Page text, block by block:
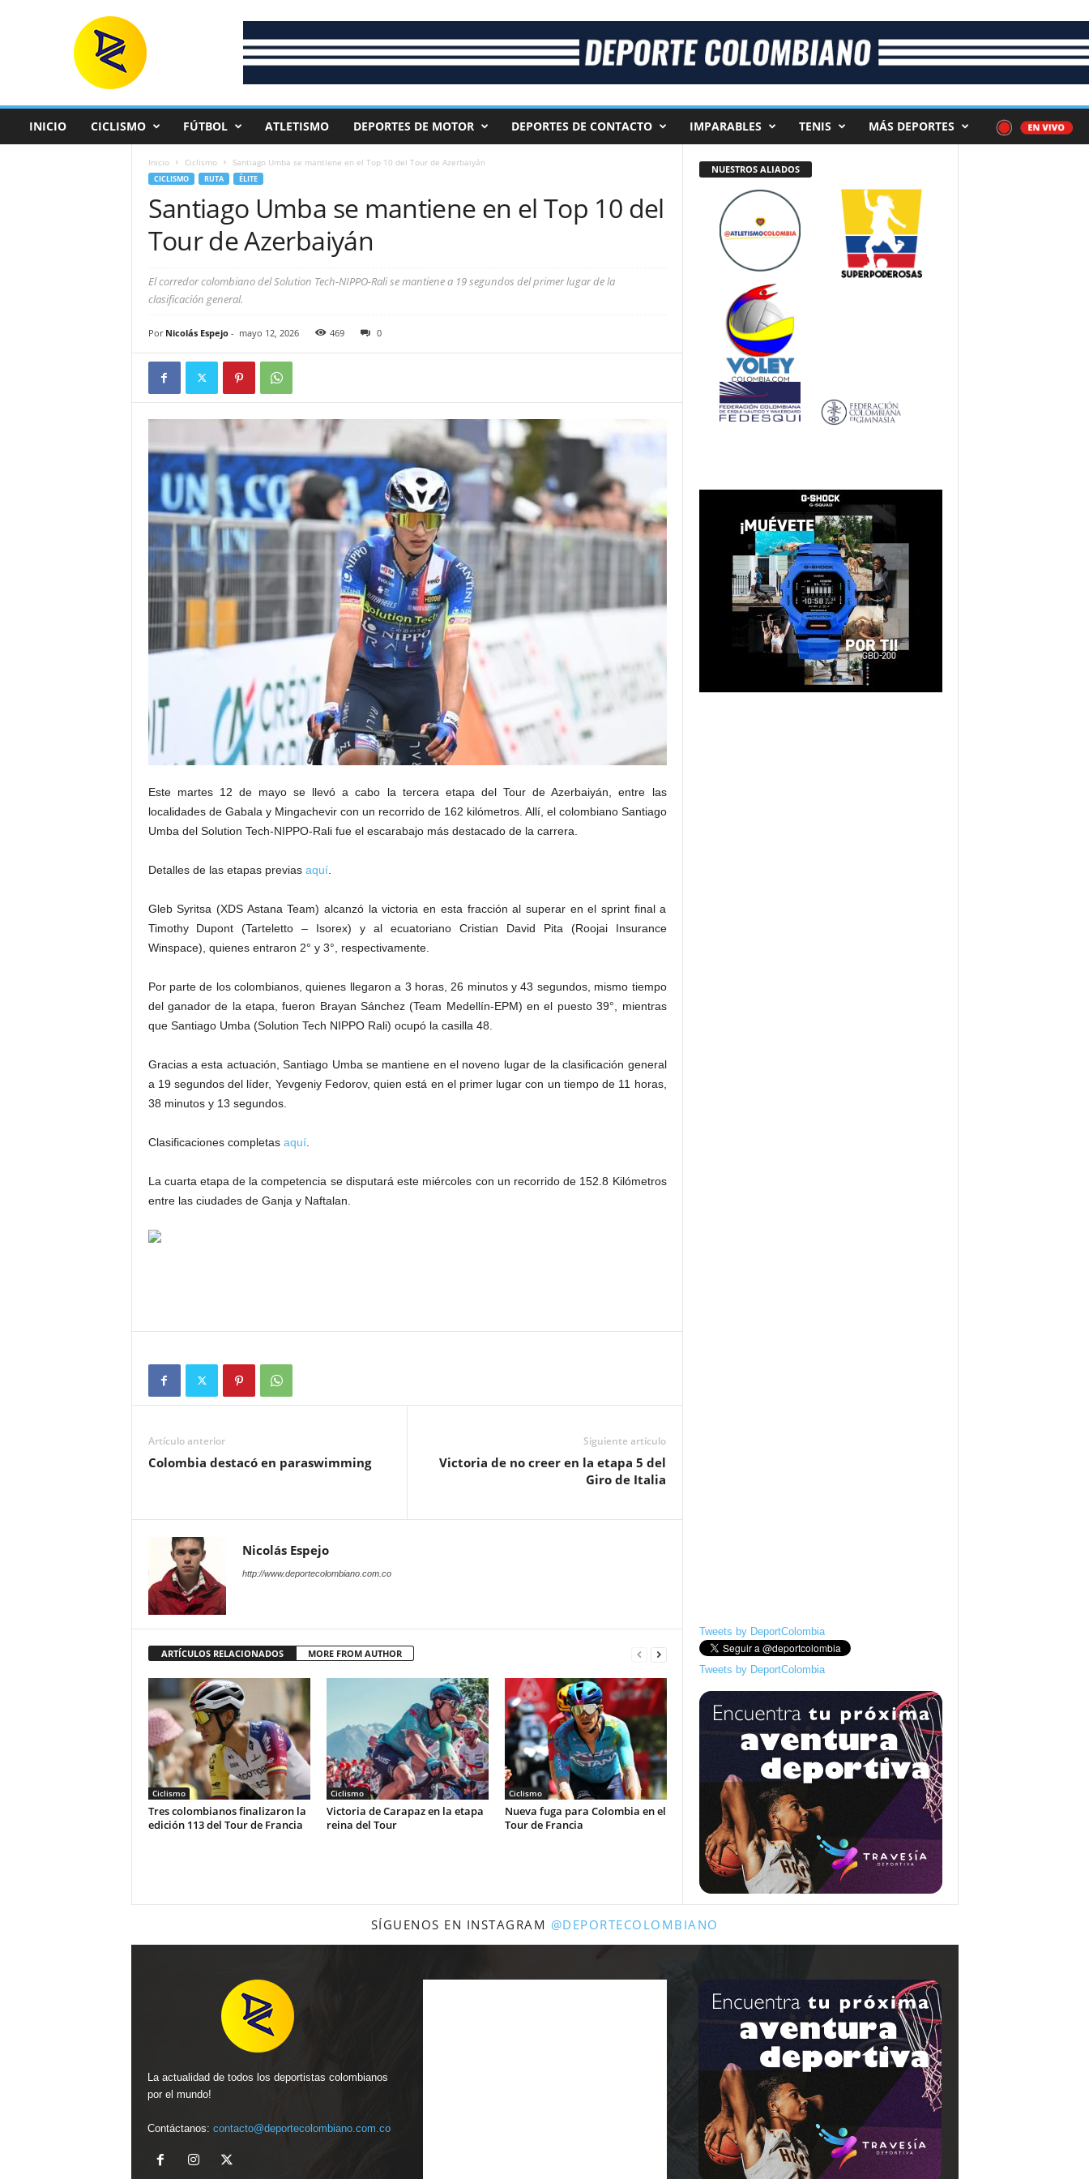
INICIO CICLISMO FÚTBOL ATLETISMO DEPORTES DE MOTOR DEPORTES DE CONTACTO IMPARABLES TENIS MÁS DEPORTES
Inicio Ciclismo Santiago Umba se mantiene en el Top 10 del Tour de Azerbaiyán
CICLISMO RUTA ÉLITE
Santiago Umba se mantiene en el Top 10 del
Tour de Azerbaiyán
El corredor colombiano del Solution Tech-NIPPO-Rali se mantiene a 19 segundos del primer lugar de la
clasificación general.
Por Nicolás Espejo- mayo 12, 2026 469 0
Este martes 12 de mayo se llevó a cabo la tercera etapa del Tour de Azerbaiyán, entre las
localidades de Gabala y Mingachevir con un recorrido de 162 kilómetros. Allí, el colombiano Santiago
Umba del Solution Tech-NIPPO-Rali fue el escarabajo más destacado de la carrera.
Detalles de las etapas previas aquí.
Gleb Syritsa (XDS Astana Team) alcanzó la victoria en esta fracción al superar en el sprint final a
Timothy Dupont (Tarteletto – Isorex) y al ecuatoriano Cristian David Pita (Roojai Insurance
Winspace), quienes entraron 2° y 3°, respectivamente.
Por parte de los colombianos, quienes llegaron a 3 horas, 26 minutos y 43 segundos, mismo tiempo
del ganador de la etapa, fueron Brayan Sánchez (Team Medellín-EPM) en el puesto 39°, mientras
que Santiago Umba (Solution Tech NIPPO Rali) ocupó la casilla 48.
Gracias a esta actuación, Santiago Umba se mantiene en el noveno lugar de la clasificación general
a 19 segundos del líder, Yevgeniy Fedorov, quien está en el primer lugar con un tiempo de 11 horas,
38 minutos y 13 segundos.
Clasificaciones completas aquí.
La cuarta etapa de la competencia se disputará este miércoles con un recorrido de 152.8 Kilómetros
entre las ciudades de Ganja y Naftalan.
Artículo anterior
Colombia destacó en paraswimming
Siguiente artículo
Victoria de no creer en la etapa 5 del
Giro de Italia
Nicolás Espejo
http://www.deportecolombiano.com.co
ARTÍCULOS RELACIONADOS MORE FROM AUTHOR
Ciclismo
Tres colombianos finalizaron la
edición 113 del Tour de Francia
Ciclismo
Victoria de Carapaz en la etapa
reina del Tour
Ciclismo
Nueva fuga para Colombia en el
Tour de Francia
NUESTROS ALIADOS
Tweets by DeportColombia
Tweets by DeportColombia
SÍGUENOS EN INSTAGRAM @DEPORTECOLOMBIANO
La actualidad de todos los deportistas colombianos
por el mundo!
Contáctanos: contacto@deportecolombiano.com.co